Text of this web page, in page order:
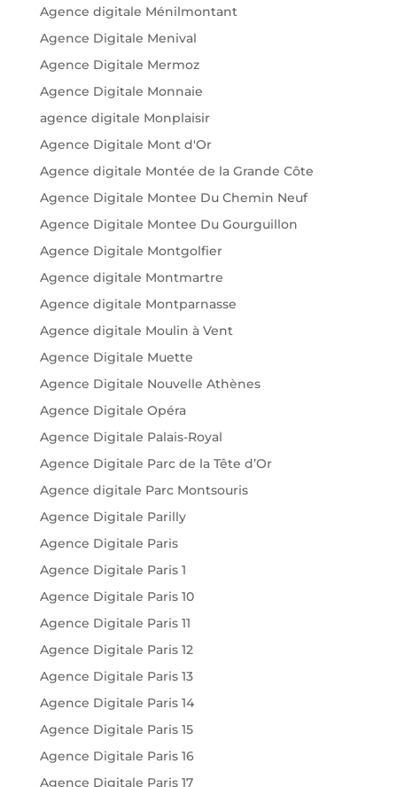
Agence digitale Ménilmontant
Agence Digitale Menival
Agence Digitale Mermoz
Agence Digitale Monnaie
agence digitale Monplaisir
Agence Digitale Mont d'Or
Agence digitale Montée de la Grande Côte
Agence Digitale Montee Du Chemin Neuf
Agence Digitale Montee Du Gourguillon
Agence Digitale Montgolfier
Agence digitale Montmartre
Agence digitale Montparnasse
Agence digitale Moulin à Vent
Agence Digitale Muette
Agence Digitale Nouvelle Athènes
Agence Digitale Opéra
Agence Digitale Palais-Royal
Agence Digitale Parc de la Tête d’Or
Agence digitale Parc Montsouris
Agence Digitale Parilly
Agence Digitale Paris
Agence Digitale Paris 1
Agence Digitale Paris 10
Agence Digitale Paris 11
Agence Digitale Paris 12
Agence Digitale Paris 13
Agence Digitale Paris 14
Agence Digitale Paris 15
Agence Digitale Paris 16
Agence Digitale Paris 17